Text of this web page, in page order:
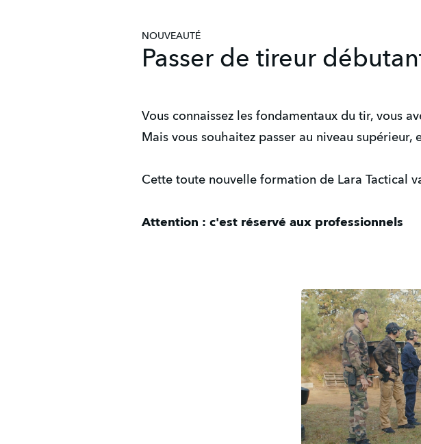
NOUVEAUTÉ
Passer de tireur
Vous connaissez les fondamentaux du tir, vous
Mais vous souhaitez passer au niveau supérieur,
Cette toute nouvelle formation de Lara Tactical
Attention : c'est réservé aux professionnels